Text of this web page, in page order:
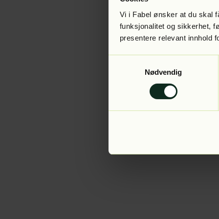
Vi i Fabel ønsker at du skal
funksjonalitet og sikkerhet,
presentere relevant innhold
Nødvendig
Application